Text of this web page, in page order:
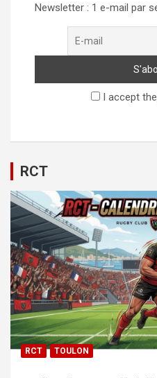
Newsletter : 1 e-mail par
I accept
RCT
RCT TOULON